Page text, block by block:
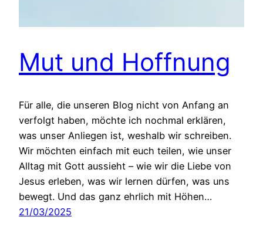
Mut und Hoffnung
Für alle, die unseren Blog nicht von Anfang an
verfolgt haben, möchte ich nochmal erklären,
was unser Anliegen ist, weshalb wir schreiben.
Wir möchten einfach mit euch teilen, wie unser
Alltag mit Gott aussieht – wie wir die Liebe von
Jesus erleben, was wir lernen dürfen, was uns
bewegt. Und das ganz ehrlich mit Höhen…
21/03/2025